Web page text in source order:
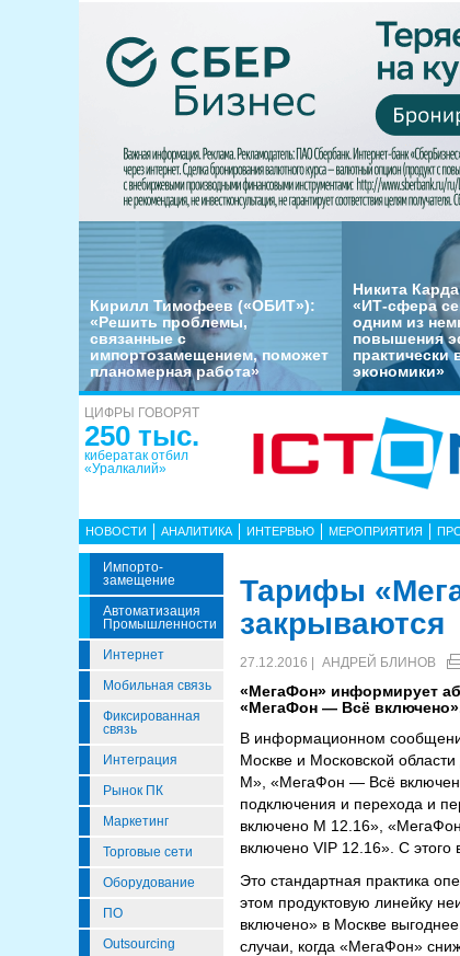
Кирилл Тимофеев («ОБИТ»):
«Решить проблемы,
связанные с
импортозамещением, поможет
планомерная работа»
Никита
«ИТ-сфера
одним из
повышения
практически
экономики»
ЦИФРЫ ГОВОРЯТ
250 тыс.
кибератак отбил
«Уралкалий»
НОВОСТИ АНАЛИТИКА ИНТЕРВЬЮ МЕРОПРИЯТИЯ
Импорто­
Замещение
Автоматизация
Промышленности
Интернет
Мобильная связь
Фиксированная
связь
Интеграция
Рынок ПК
Маркетинг
Торговые сети
Оборудование
ПО
Outsourcing
Тарифы
закрываются
27.12.2016 | АНДРЕЙ БЛИНОВ
«МегаФон» информирует
«МегаФон — Всё
В информационном
Москве и Московской
M», «МегаФон — Всё
подключения и перехода и
включено M 12.16»,
включено VIP 12.16». С этого
Это стандартная практика
этом продуктовую линейку
включено» в Москве
случаи, когда «МегаФон»